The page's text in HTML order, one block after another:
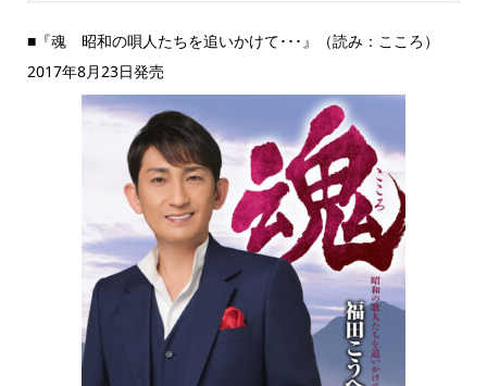
■『魂 昭和の唄人たちを追いかけて･･･』（読み：こころ）
2017年8月23日発売